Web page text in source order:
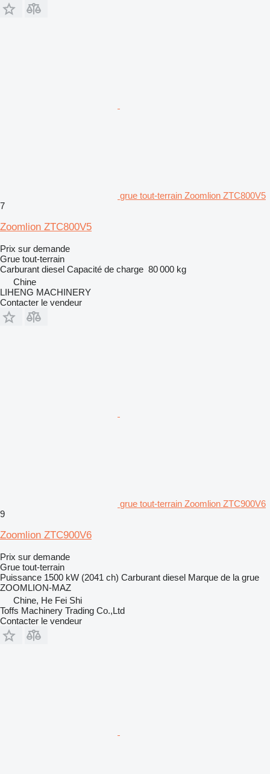
grue tout-terrain Zoomlion ZTC800V5
7
Zoomlion ZTC800V5
Prix sur demande
Grue tout-terrain
Carburant diesel Capacité de charge 80 000 kg
Chine
LIHENG MACHINERY
Contacter le vendeur
grue tout-terrain Zoomlion ZTC900V6
9
Zoomlion ZTC900V6
Prix sur demande
Grue tout-terrain
Puissance 1500 kW (2041 ch) Carburant diesel Marque de la grue
ZOOMLION-MAZ
Chine, He Fei Shi
Toffs Machinery Trading Co.,Ltd
Contacter le vendeur